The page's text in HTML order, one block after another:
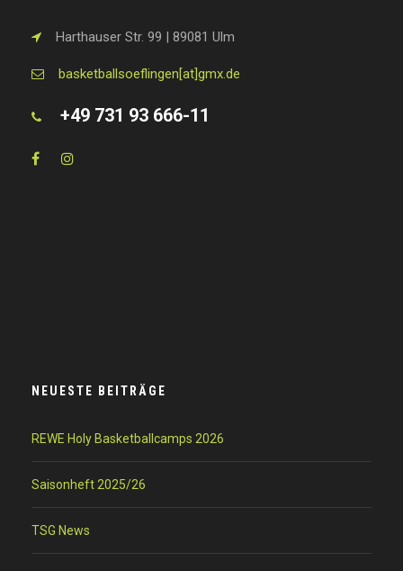
Harthauser Str. 99 | 89081 Ulm
basketballsoeflingen[at]gmx.de
+49 731 93 666-11
NEUESTE BEITRÄGE
REWE Holy Basketballcamps 2026
Saisonheft 2025/26
TSG News